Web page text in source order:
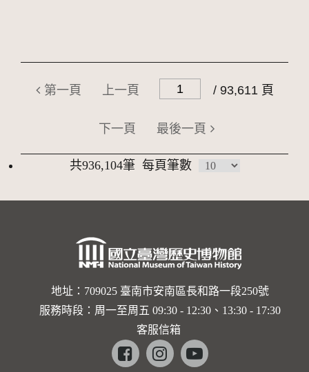
第一頁 上一頁 / 93,611 頁
下一頁 最後一頁
共936,104筆 每頁筆數
地址：709025 臺南市安南區長和路一段250號
服務時段：周一至周五 09:30 - 12:30、13:30 - 17:30
客服信箱
Facebookinstagramyoutube